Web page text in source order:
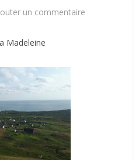
un commentaire
Madeleine